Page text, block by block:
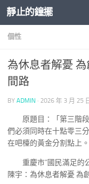
Skip to content
靜止的鐘擺
個性
為休息者解憂
間路
BY ADMIN · 2026 年 3 月 25
原題目：「第三階段
們必須同時在十點零三
在吧檯的黃金分割點上。
重慶市“國民滿足的
陳宇：為休息者解憂 為